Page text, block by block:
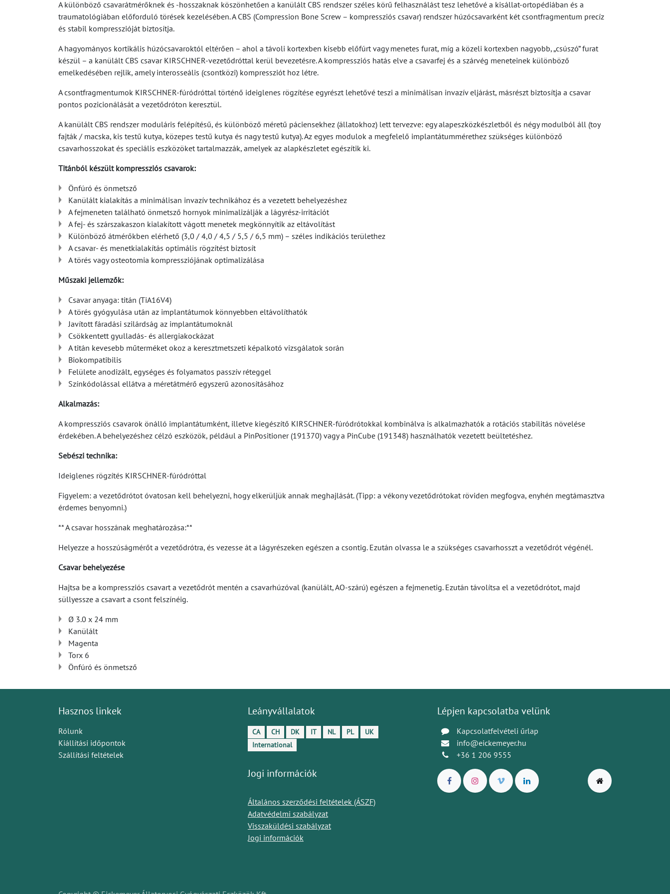
A különböző csavarátmérőknek és -hosszaknak köszönhetően a kanülált CBS rendszer széles körű felhasználást tesz lehetővé a kisállat-ortopédiában és a
traumatológiában előforduló törések kezelésében. A CBS (Compression Bone Screw – kompressziós csavar) rendszer húzócsavarként két csontfragmentum precíz
és stabil kompresszióját biztosítja.
A hagyományos kortikális húzócsavaroktól eltérően – ahol a távoli kortexben kisebb előfúrt vagy menetes furat, míg a közeli kortexben nagyobb, „csúszó” furat
készül – a kanülált CBS csavar KIRSCHNER-vezetődróttal kerül bevezetésre. A kompressziós hatás elve a csavarfej és a szárvég meneteinek különböző
emelkedésében rejlik, amely interosseális (csontközi) kompressziót hoz létre.
A csontfragmentumok KIRSCHNER-fúródróttal történő ideiglenes rögzítése egyrészt lehetővé teszi a minimálisan invazív eljárást, másrészt biztosítja a csavar
pontos pozicionálását a vezetődróton keresztül.
A kanülált CBS rendszer moduláris felépítésű, és különböző méretű páciensekhez (állatokhoz) lett tervezve: egy alapeszközkészletből és négy modulból áll (toy
fajták / macska, kis testű kutya, közepes testű kutya és nagy testű kutya). Az egyes modulok a megfelelő implantátummérethez szükséges különböző
csavarhosszokat és speciális eszközöket tartalmazzák, amelyek az alapkészletet egészítik ki.
Titánból készült kompressziós csavarok:
Önfúró és önmetsző
Kanülált kialakítás a minimálisan invazív technikához és a vezetett behelyezéshez
A fejmeneten található önmetsző hornyok minimalizálják a lágyrész-irritációt
A fej- és szárszakaszon kialakított vágott menetek megkönnyítik az eltávolítást
Különböző átmérőkben elérhető (3,0 / 4,0 / 4,5 / 5,5 / 6,5 mm) – széles indikációs területhez
A csavar- és menetkialakítás optimális rögzítést biztosít
A törés vagy osteotomia kompressziójának optimalizálása
Műszaki jellemzők:
Csavar anyaga: titán (TiA16V4)
A törés gyógyulása után az implantátumok könnyebben eltávolíthatók
Javított fáradási szilárdság az implantátumoknál
Csökkentett gyulladás- és allergiakockázat
A titán kevesebb műterméket okoz a keresztmetszeti képalkotó vizsgálatok során
Biokompatibilis
Felülete anodizált, egységes és folyamatos passzív réteggel
Színkódolással ellátva a méretátmérő egyszerű azonosításához
Alkalmazás:
A kompressziós csavarok önálló implantátumként, illetve kiegészítő KIRSCHNER-fúródrótokkal kombinálva is alkalmazhatók a rotációs stabilitás növelése
érdekében. A behelyezéshez célzó eszközök, például a PinPositioner (191370) vagy a PinCube (191348) használhatók vezetett beültetéshez.
Sebészi technika:
Ideiglenes rögzítés KIRSCHNER-fúródróttal
Figyelem: a vezetődrótot óvatosan kell behelyezni, hogy elkerüljük annak meghajlását. (Tipp: a vékony vezetődrótokat röviden megfogva, enyhén megtámasztva
érdemes benyomni.)
** A csavar hosszának meghatározása:**
Helyezze a hosszúságmérőt a vezetődrótra, és vezesse át a lágyrészeken egészen a csontig. Ezután olvassa le a szükséges csavarhosszt a vezetődrót végénél.
Csavar behelyezése
Hajtsa be a kompressziós csavart a vezetődrót mentén a csavarhúzóval (kanülált, AO-szárú) egészen a fejmenetig. Ezután távolítsa el a vezetődrótot, majd
süllyessze a csavart a csont felszínéig.
Ø 3.0 x 24 mm
Kanülált
Magenta
Torx 6
Önfúró és önmetsző
Hasznos linkek
Rólunk
Kiállítási időpontok
Szállítási feltételek
Leányvállalatok
CA CH DK IT NL PL
UK
International
Jogi információk
Általános szerződési feltételek (ÁSZF)
Adatvédelmi szabályzat
Visszaküldési szabályzat
Jogi információk
Lépjen kapcsolatba velünk
Kapcsolatfelvételi űrlap
info@eickemeyer.hu
+36 1 206 9555